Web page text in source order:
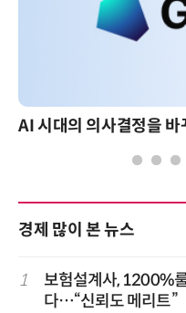
경제 많이 본 뉴스
1
보험설계사, 1200%
다…“신뢰도 메리트”